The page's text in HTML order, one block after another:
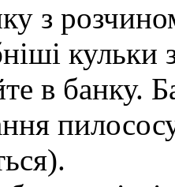
з
кульки
в банку.